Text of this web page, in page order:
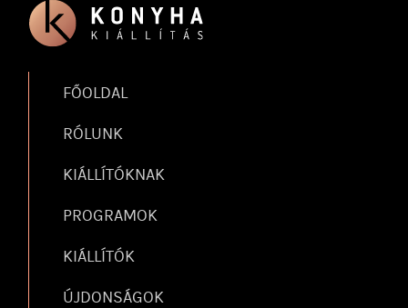
FŐOLDAL
RÓLUNK
KIÁLLÍTÓKNAK
PROGRAMOK
KIÁLLÍTÓK
ÚJDONSÁGOK